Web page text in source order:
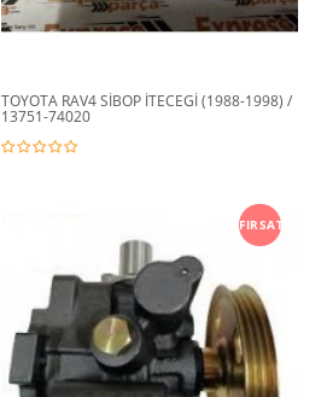
TOYOTA RAV4 SİBOP İTECEGİ (1988-1998) /
13751-74020
FIRSAT